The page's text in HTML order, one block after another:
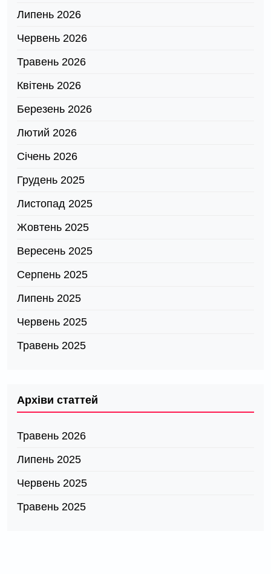
Липень 2026
Червень 2026
Травень 2026
Квітень 2026
Березень 2026
Лютий 2026
Січень 2026
Грудень 2025
Листопад 2025
Жовтень 2025
Вересень 2025
Серпень 2025
Липень 2025
Червень 2025
Травень 2025
Архіви статтей
Травень 2026
Липень 2025
Червень 2025
Травень 2025